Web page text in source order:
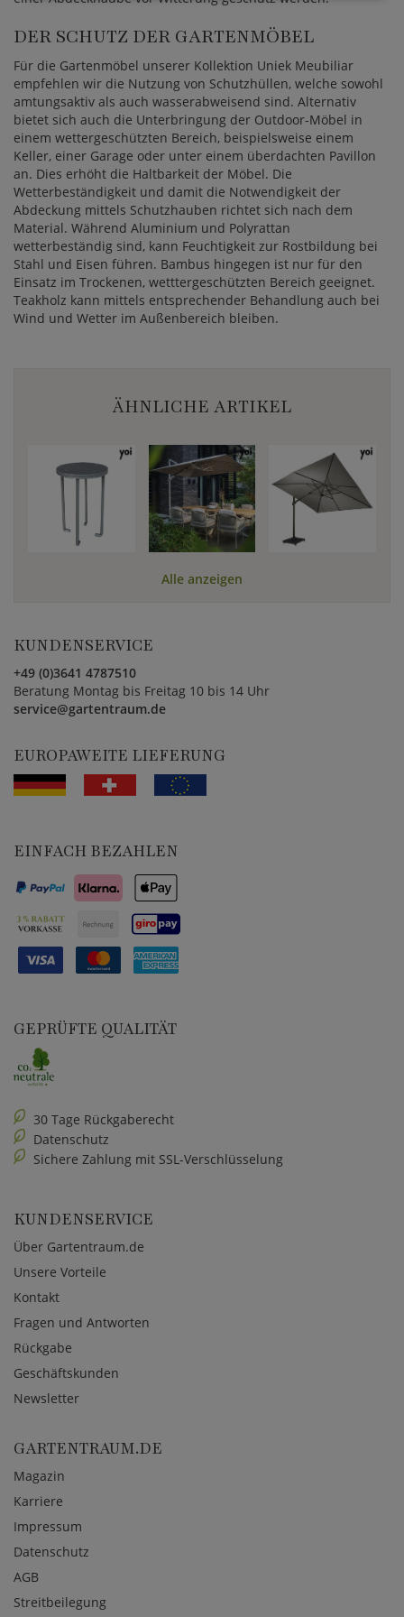
DER SCHUTZ DER GARTENMÖBEL
Für die Gartenmöbel unserer Kollektion Uniek Meubiliar
empfehlen wir die Nutzung von Schutzhüllen, welche sowohl
amtungsaktiv als auch wasserabweisend sind. Alternativ
bietet sich auch die Unterbringung der Outdoor-Möbel in
einem wettergeschützten Bereich, beispielsweise einem
Keller, einer Garage oder unter einem überdachten Pavillon
an. Dies erhöht die Haltbarkeit der Möbel. Die
Wetterbeständigkeit und damit die Notwendigkeit der
Abdeckung mittels Schutzhauben richtet sich nach dem
Material. Während Aluminium und Polyrattan
wetterbeständig sind, kann Feuchtigkeit zur Rostbildung bei
Stahl und Eisen führen. Bambus hingegen ist nur für den
Einsatz im Trockenen, wetttergeschützten Bereich geeignet.
Teakholz kann mittels entsprechender Behandlung auch bei
Wind und Wetter im Außenbereich bleiben.
ÄHNLICHE ARTIKEL
Alle anzeigen
KUNDENSERVICE
+49 (0)3641 4787510
Beratung Montag bis Freitag 10 bis 14 Uhr
service@gartentraum.de
EUROPAWEITE LIEFERUNG
EINFACH BEZAHLEN
GEPRÜFTE QUALITÄT
30 Tage Rückgaberecht
Datenschutz
Sichere Zahlung mit SSL-Verschlüsselung
KUNDENSERVICE
Über Gartentraum.de
Unsere Vorteile
Kontakt
Fragen und Antworten
Rückgabe
Geschäftskunden
Newsletter
GARTENTRAUM.DE
Magazin
Karriere
Impressum
Datenschutz
AGB
Streitbeilegung